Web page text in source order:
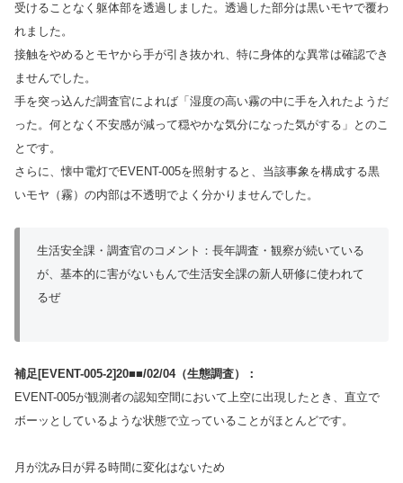
受けることなく躯体部を透過しました。透過した部分は黒いモヤで覆わ
れました。
接触をやめるとモヤから手が引き抜かれ、特に身体的な異常は確認でき
ませんでした。
手を突っ込んだ調査官によれば「湿度の高い霧の中に手を入れたようだ
った。何となく不安感が減って穏やかな気分になった気がする」とのこ
とです。
さらに、懐中電灯でEVENT-005を照射すると、当該事象を構成する黒
いモヤ（霧）の内部は不透明でよく分かりませんでした。
生活安全課・調査官のコメント：長年調査・観察が続いている
が、基本的に害がないもんで生活安全課の新人研修に使われて
るぜ
補足[EVENT-005-2]20■■/02/04（生態調査）：
EVENT-005が観測者の認知空間において上空に出現したとき、直立で
ボーッとしているような状態で立っていることがほとんどです。
月が沈み日が昇る時間に変化はないため